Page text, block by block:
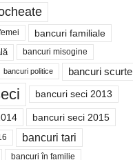
bancuri familiale
bancuri misogine
bancuri politice bancuri scurte
bancuri seci 2013
bancuri seci 2015
bancuri tari
bancuri în familie